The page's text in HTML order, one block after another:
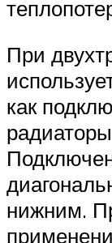
При
как
нижним.